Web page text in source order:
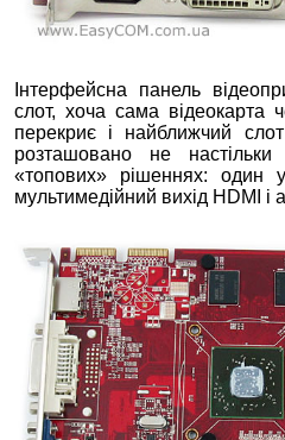
Інтерфейсна панель
слот, хоча сама відеокарта
перекриє і найближчий
розташовано не
«топових» рішеннях: один
мультимедійний вихід HDMI і